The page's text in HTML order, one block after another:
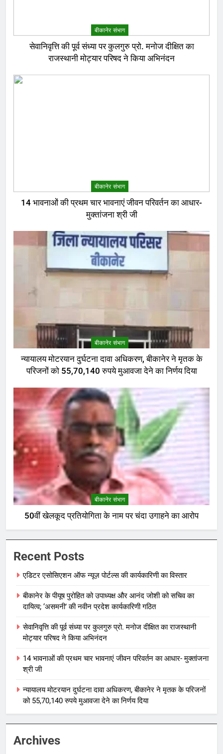
बीकानेर संभाग
सेवानिवृत्ति की पूर्व संध्या पर कुलगुरु प्रो. मनोज दीक्षित का
राजस्थानी मोट्यार परिषद ने किया अभिनंदन
बीकानेर संभाग
14 भावनाओं की प्रथम चार भावनाएं जीवन परिवर्तन का आधार-
मुक्तांजना श्री जी
बीकानेर संभाग
न्यायालय मोटरयान दुर्घटना दावा अधिकरण, बीकानेर ने मृतक के
परिजनों को 55,70,140 रुपये मुआवजा देने का निर्णय दिया
बीकानेर संभाग
50वीं खेलकूद प्रतियोगिता के नाम पर चंदा उगाहने का आरोप
Recent Posts
एडिटर एसोसिएशन ऑफ न्यूज़ पोर्टल्स की कार्यकारिणी का विस्तार
बीकानेर के पीयूष पुरोहित को उपाध्यक्ष और आनंद जोशी को सचिव का
दायित्व; ‘असमनी’ की नवीन प्रदेश कार्यकारिणी गठित
सेवानिवृत्ति की पूर्व संध्या पर कुलगुरु प्रो. मनोज दीक्षित का राजस्थानी
मोट्यार परिषद ने किया अभिनंदन
14 भावनाओं की प्रथम चार भावनाएं जीवन परिवर्तन का आधार- मुक्तांजना
श्री जी
न्यायालय मोटरयान दुर्घटना दावा अधिकरण, बीकानेर ने मृतक के परिजनों
को 55,70,140 रुपये मुआवजा देने का निर्णय दिया
Archives